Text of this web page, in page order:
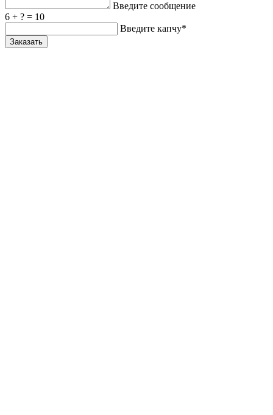
Введите сообщение
6 + ? = 10
Введите капчу*
Заказать